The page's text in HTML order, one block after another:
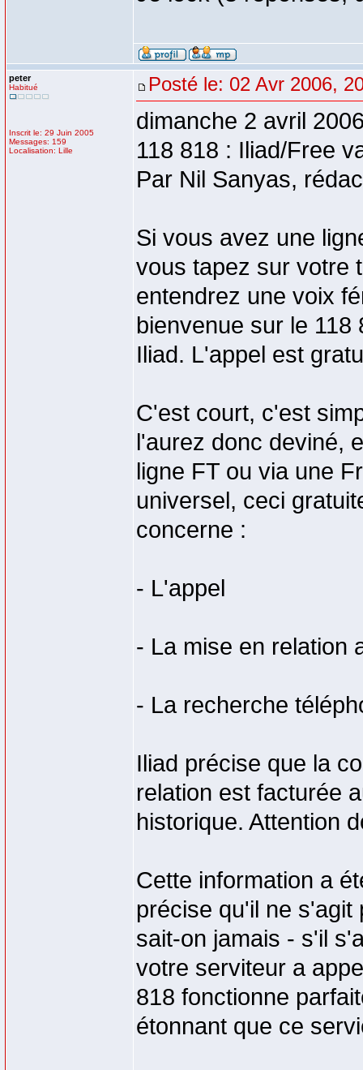
peter
Habitué
Inscrit le: 29 Juin 2005
Messages: 159
Localisation: Lille
Posté le: 02 Avr 2006,
dimanche 2 avril
118 818 : Iliad/Free
Par Nil Sanyas,
Si vous avez une
vous tapez sur votre
entendrez une voix
bienvenue sur le
Iliad. L'appel est
C'est court, c'est
l'aurez donc deviné,
ligne FT ou via une
universel, ceci
concerne :
- L'appel
- La mise en relation
- La recherche
Iliad précise que la
relation est facturée
historique. Attention
Cette information a
précise qu'il ne s'agit
sait-on jamais - s'il
votre serviteur a
818 fonctionne
étonnant que ce